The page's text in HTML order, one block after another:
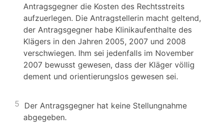
Antragsgegner die Kosten des Rechtsstreits
aufzuerlegen. Die Antragstellerin macht geltend,
der Antragsgegner habe Klinikaufenthalte des
Klägers in den Jahren 2005, 2007 und 2008
verschwiegen. Ihm sei jedenfalls im November
2007 bewusst gewesen, dass der Kläger völlig
dement und orientierungslos gewesen sei.
5 Der Antragsgegner hat keine Stellungnahme
abgegeben.